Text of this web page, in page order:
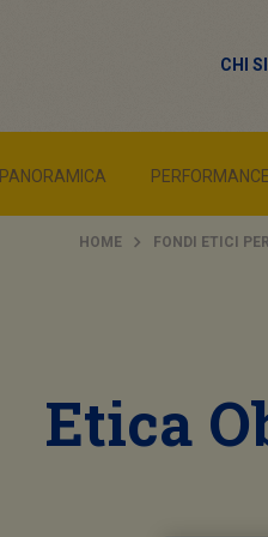
CHI
PANORAMICA PERFORMANCE
HOME FONDI ETICI
Etica